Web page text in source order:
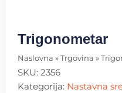
Trigonometar
Naslovna » Trgovina »
SKU: 2356
Kategorija: Nastavna